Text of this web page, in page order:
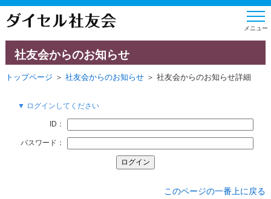
社友会からのお知らせ
トップページ ＞ 社友会からのお知らせ＞ 社友会からのお知らせ詳細
▼ ログインしてください
ID：
パスワード：
このページの一番上に戻る